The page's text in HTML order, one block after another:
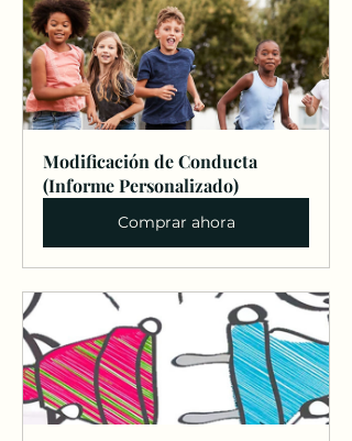
Modificación de Conducta
(Informe Personalizado)
Comprar ahora